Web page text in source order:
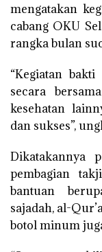
mengatakan
cabang OKU
rangka bulan
“Kegiatan
secara
kesehatan
dan sukses”,
Dikatakannya
pembagian
bantuan
sajadah, al-
botol minum